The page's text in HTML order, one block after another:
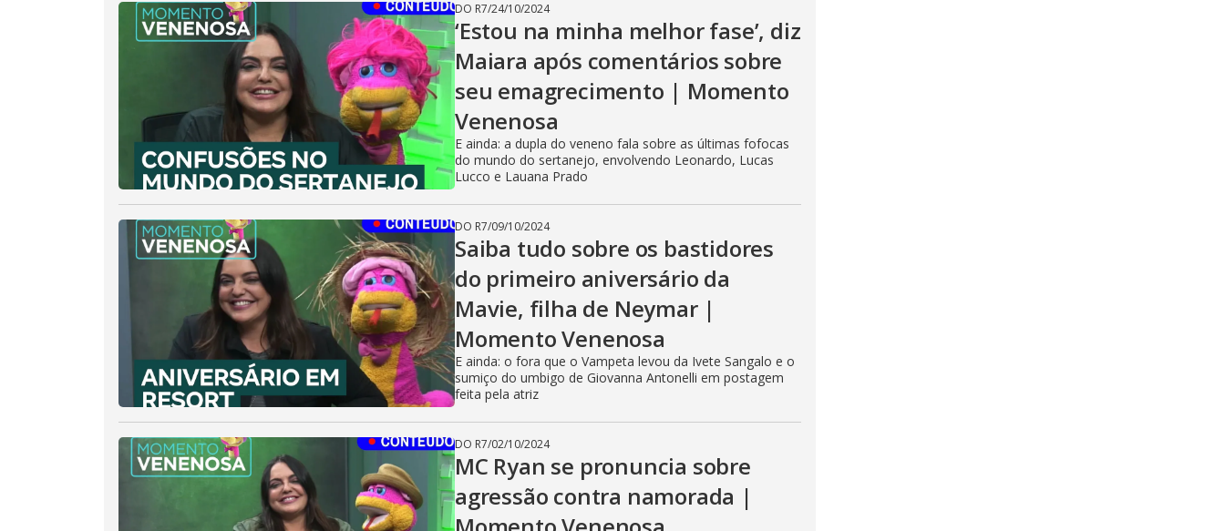
DO R7/24/10/2024
‘Estou na minha melhor fase’, diz
Maiara após comentários sobre
seu emagrecimento | Momento
Venenosa
E ainda: a dupla do veneno fala sobre as últimas fofocas
do mundo do sertanejo, envolvendo Leonardo, Lucas
Lucco e Lauana Prado
DO R7/09/10/2024
Saiba tudo sobre os bastidores
do primeiro aniversário da
Mavie, filha de Neymar |
Momento Venenosa
E ainda: o fora que o Vampeta levou da Ivete Sangalo e o
sumiço do umbigo de Giovanna Antonelli em postagem
feita pela atriz
DO R7/02/10/2024
MC Ryan se pronuncia sobre
agressão contra namorada |